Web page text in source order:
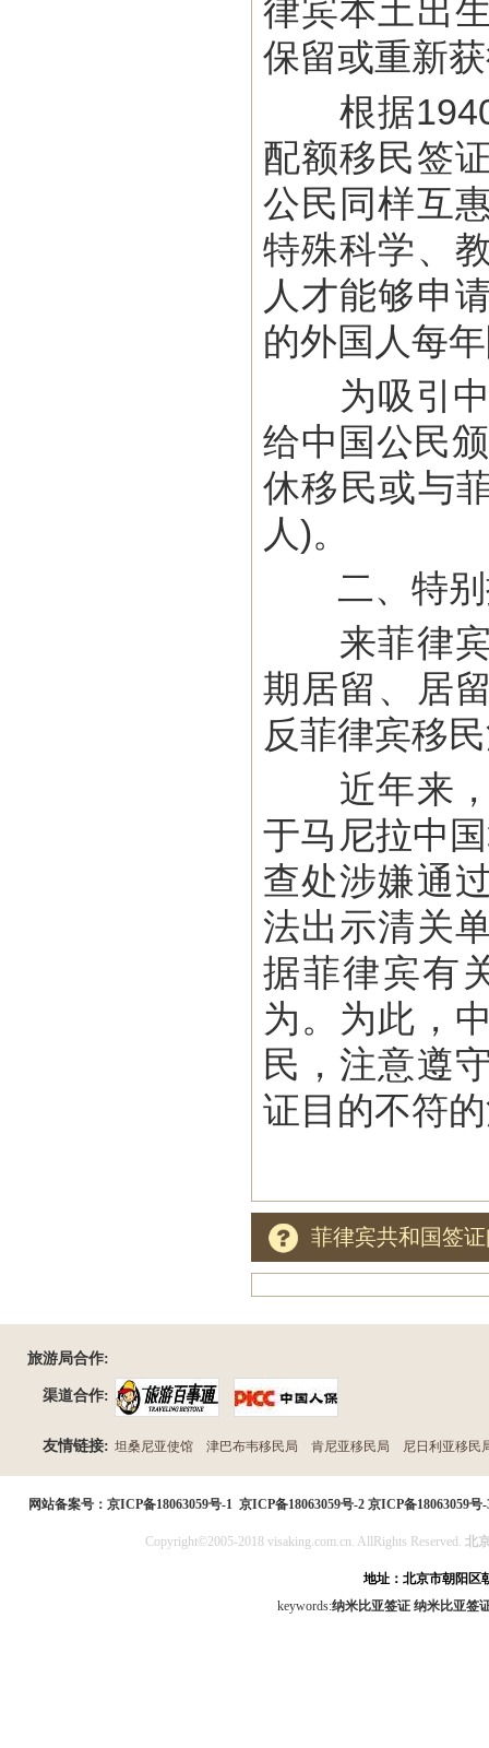
律宾本土出
保留或重新
根据1940
配额移民签
公民同样互
特殊科学、
人才能够申
的外国人每
为吸引中
给中国公民
休移民或与
人)。
二、特别
来菲律宾
期居留、居
反菲律宾移
近年来，
于马尼拉中
查处涉嫌通
法出示清关
据菲律宾有
为。为此，
民，注意遵
证目的不符
菲律宾共和国签
旅游局合作:
渠道合作:
友情链接: 坦桑尼亚使馆 津巴布韦移民局 肯尼亚移民局 尼日利亚移民
网站备案号： 京ICP备18063059号-1 京ICP备18063059号-2 京ICP备18063059号-
Copyright©2005-2018 visaking.com.cn. AllRights Reserved. 北
地址：北京市朝阳区
keywords:纳米比亚签证 纳米比亚签